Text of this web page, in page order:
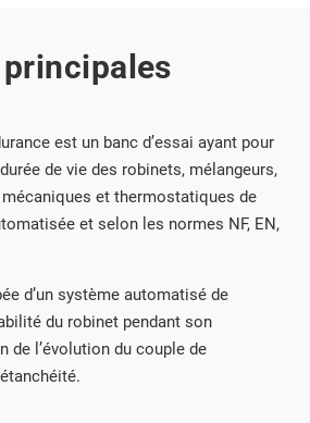
est un banc d’essai ayant pour
de vie des robinets, mélangeurs,
et thermostatiques de
et selon les normes NF, EN,
d’un système automatisé de
du robinet pendant son
de l’évolution du couple de